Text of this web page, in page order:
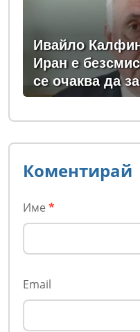
Ивайло
Иран е
се очаква да
плащаме
в Европа
Коментирай
Име *
Email